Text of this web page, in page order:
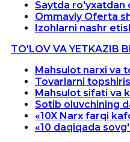
Saytda ro'yxatdan
Ommaviy Oferta
Izohlarni nashr
TO'LOV VA YETKAZIB
Mahsulot narxi va
Tovarlarni
Mahsulot sifati va
Sotib oluvchining
«10X Narx farqi
«10 daqiqada